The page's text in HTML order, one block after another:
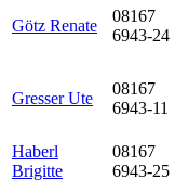
Götz Renate
08167
6943-24
Gresser Ute
08167
6943-11
Haberl
Brigitte
08167
6943-25